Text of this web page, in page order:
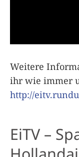
Wei­tere
ihr wie immer
http://
EiTV –